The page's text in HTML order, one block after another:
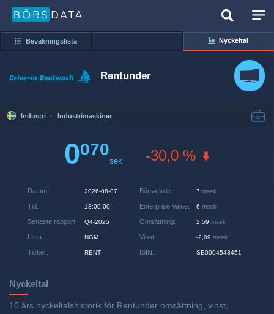
Bevakningslista Nyckeltal
Rentunder
Industri · Industrimaskiner
0070
sek -30,0 %
Datum: 2026-08-07
Tid: 18:00:00
Senaste rapport: Q4-2025
Lista: NGM
Ticker: RENT
Börsvärde: 7 msek
Enterprise Value: 6 msek
Omsättning: 2,59 msek
Vinst: -2,09 msek
ISIN: SE0004548451
Nyckeltal
10 års nyckeltalshistorik för Rentunder omsättning, vinst,